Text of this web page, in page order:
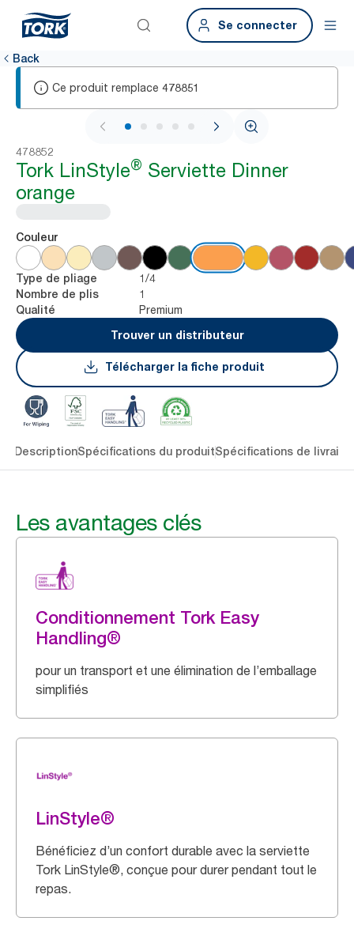
Se connecter
Back
Ce produit remplace 478851
1 / 5
478852
Tork LinStyle® Serviette Dinner
orange
Couleur
Type de pliage 1/4
Nombre de plis 1
Qualité
Premium
Trouver un distributeur
Télécharger la fiche produit
DescriptionSpécifications du produitSpécifications de
Les avantages clés
Conditionnement Tork Easy
Handling®
pour un transport et une élimination de l’emballage
simplifiés
LinStyle®
Bénéficiez d’un confort durable avec la serviette
Tork LinStyle®, conçue pour durer pendant tout le
repas.